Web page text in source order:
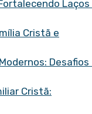
Laços
Cristã e
Desafios
Cristã: